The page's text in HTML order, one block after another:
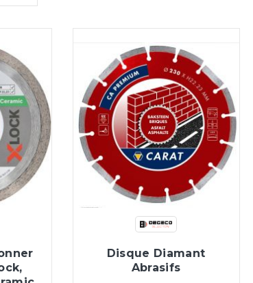
Disque Diamant
Abrasifs